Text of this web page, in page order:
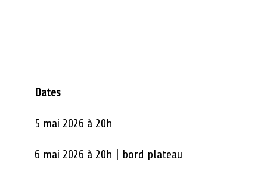
Dates
5 mai 2026 à 20h
6 mai 2026 à 20h | bord plateau